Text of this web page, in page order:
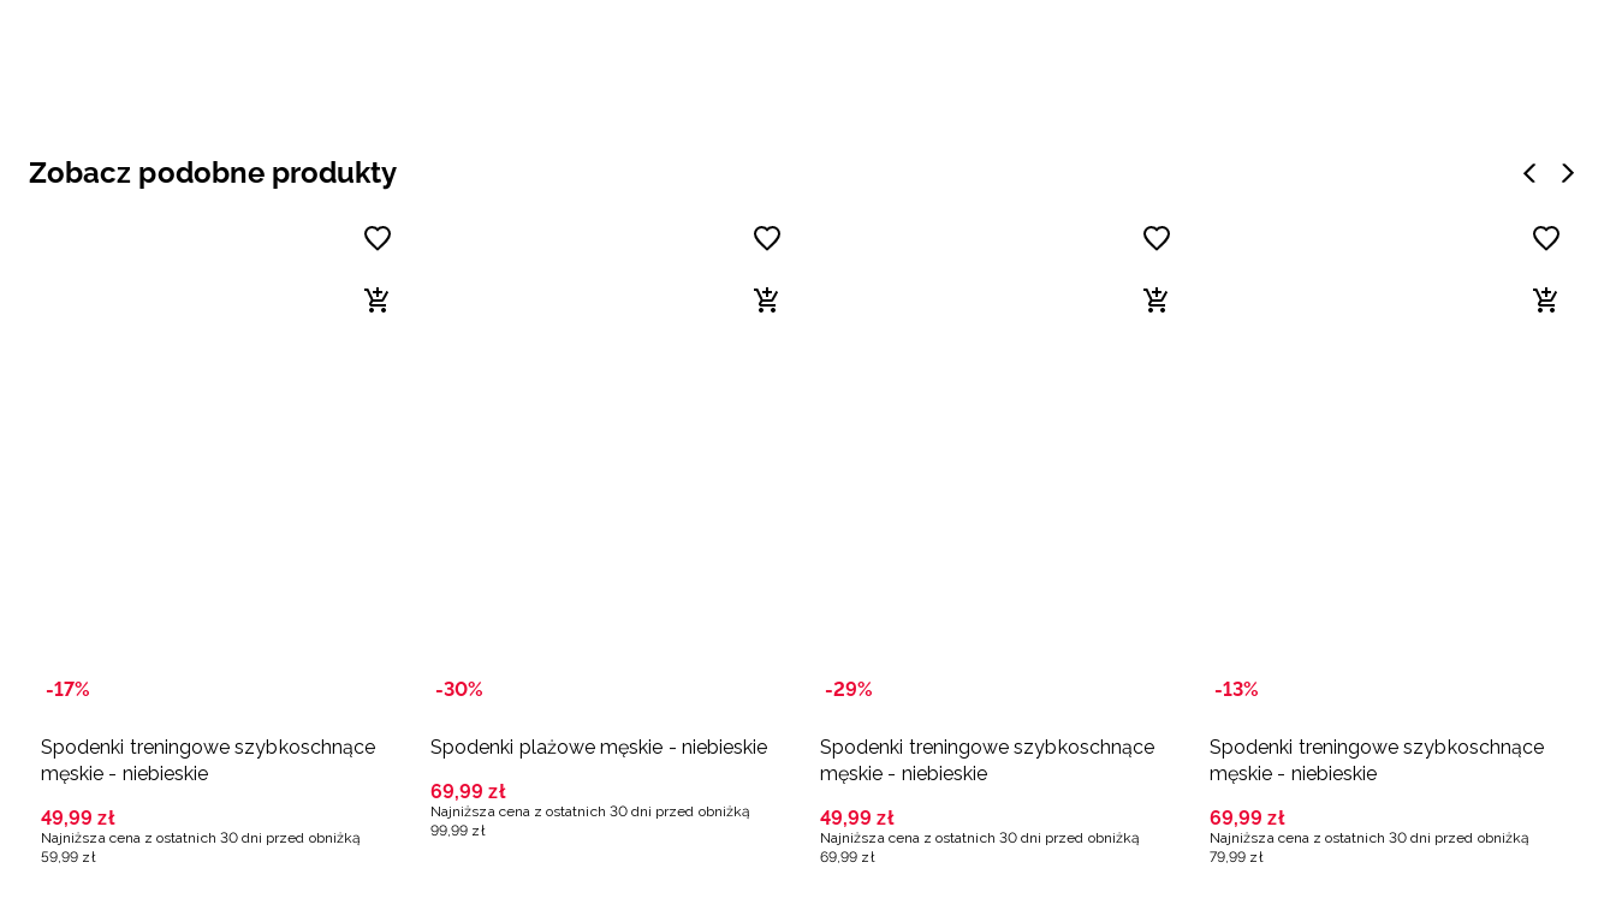
Zobacz podobne produkty
-17%
Spodenki treningowe szybkoschnące
męskie - niebieskie
49,99 zł
Najniższa cena z ostatnich 30 dni przed obniżką
59,99 zł
-30%
Spodenki plażowe męskie - niebieskie
69,99 zł
Najniższa cena z ostatnich 30 dni przed obniżką
99,99 zł
-29%
Spodenki treningowe szybkoschnące
męskie - niebieskie
49,99 zł
Najniższa cena z ostatnich 30 dni przed obniżką
69,99 zł
-13%
Spodenki treningowe szybkoschnące
męskie - niebieskie
69,99 zł
Najniższa cena z ostatnich 30 dni przed obniżką
79,99 zł